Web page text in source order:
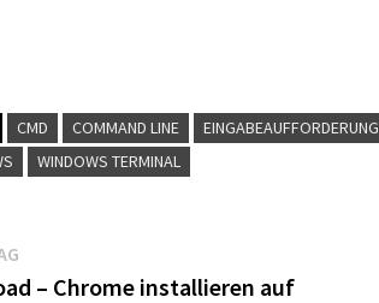
CMD COMMAND LINE EINGABEAUFFORDERUNG
WINDOWS TERMINAL
Beitrag:
– Chrome installieren auf